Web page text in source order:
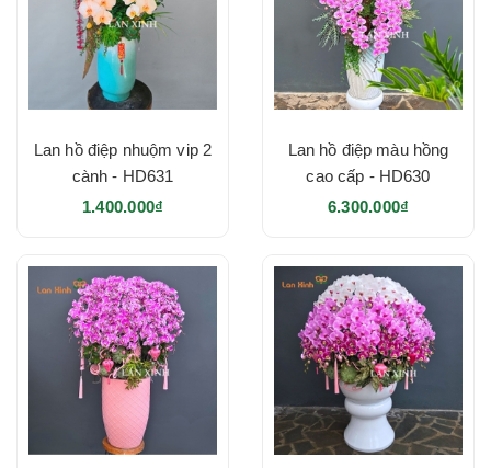
Lan hồ điệp nhuộm vip 2
cành - HD631
1.400.000₫
Lan hồ điệp màu hồng
cao cấp - HD630
6.300.000₫